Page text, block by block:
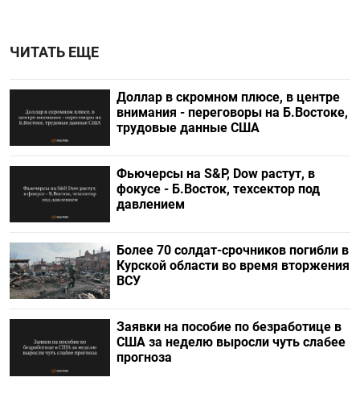
ЧИТАТЬ ЕЩЕ
Доллар в скромном плюсе, в центре
внимания - переговоры на Б.Востоке,
трудовые данные США
Фьючерсы на S&P, Dow растут, в
фокусе - Б.Восток, техсектор под
давлением
Более 70 солдат-срочников погибли в
Курской области во время вторжения
ВСУ
Заявки на пособие по безработице в
США за неделю выросли чуть слабее
прогноза